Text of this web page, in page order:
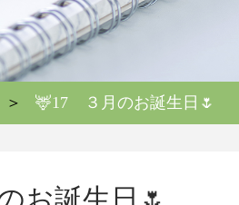
🦌17 ３月のお誕生日🌷